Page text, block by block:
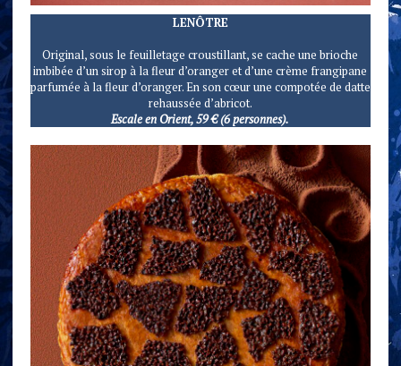
LENÔTRE
Original, sous le feuilletage croustillant, se cache une brioche
imbibée d’un sirop à la fleur d’oranger et d’une crème frangipane
parfumée à la fleur d’oranger. En son cœur une compotée de datte
rehaussée d’abricot.
Escale en Orient, 59 € (6 personnes).